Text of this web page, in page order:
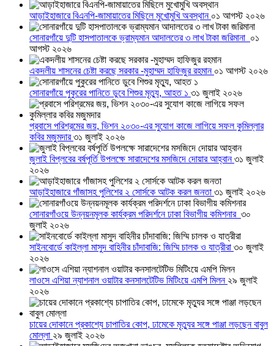
আড়াইহাজারে বিএনপি-জামায়াতের মিছিলে মুখোমুখি অবস্থান ০১ আগস্ট ২০২৬
সোনারগাঁয়ে দুটি হাসপাতালকে ভ্রাম্যমান আদালতের ৩ লাখ টাকা জরিমানা ০১
আগস্ট ২০২৬
একদলীয় শাসনের চেষ্টা করছে সরকার -মুহাম্মদ হাফিজুর রহমান ০১ আগস্ট ২০২৬
সোনারগাঁয়ে পুকুরের পানিতে ডুবে শিশুর মৃত্যু, আহত ১ ৩১ জুলাই ২০২৬
প্রবাসে পরিশ্রমের জয়, ভিশন ২০৩০-এর সুযোগ কাজে লাগিয়ে সফল কুমিল্লার
কবির মজুমদার৩১ জুলাই ২০২৬
জুলাই বিপ্লবের বর্ষপূর্তি উপলক্ষে সারাদেশের মসজিদে দোয়ার আহ্বান৩১ জুলাই
২০২৬
আড়াইহাজারে গাঁজাসহ পুলিশের ২ সোর্সকে আটক করল জনতা ৩১ জুলাই ২০২৬
সোনারগাঁওয়ে উন্নয়নমূলক কার্যক্রম পরিদর্শনে ঢাকা বিভাগীয় কমিশনার ৩০
জুলাই ২০২৬
সাইনবোর্ডে কাইল্লা মাসুদ বাহিনীর চাঁদাবাজি: জিম্মি চালক ও যাত্রীরা ৩০ জুলাই
২০২৬
লাওসে এশিয়া ন্যাশনাল ওয়াটার কনসালটেটিভ মিটিংয়ে এমপি মিলন ২৯ জুলাই
২০২৬
চায়ের দোকানে প্রকাশ্যে চাপাতির কোপ, ঢামেকে মৃত্যুর সঙ্গে পাঞ্জা লড়ছেন বাবুল
মোল্লা ২৯ জুলাই ২০২৬